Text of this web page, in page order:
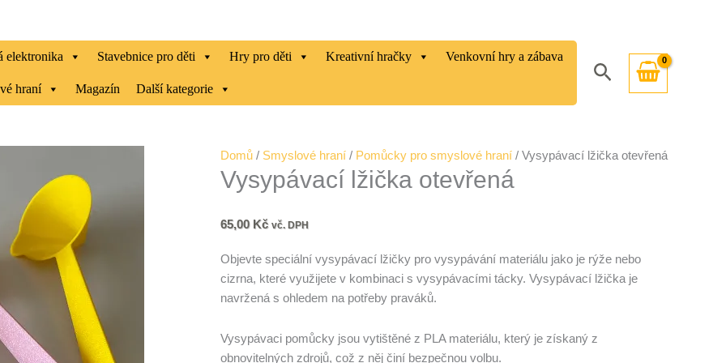
elektronika Stavebnice pro děti Hry pro děti Kreativní hračky Venkovní hry a zábava
hraní Magazín Další kategorie
Hledat
Domů / Smyslové hraní / Pomůcky pro smyslové hraní / Vysypávací lžička otevřená
Vysypávací lžička otevřená
65,00 Kč vč. DPH
Objevte speciální vysypávací lžičky pro vysypávání materiálu jako je rýže nebo
cizrna, které využijete v kombinaci s vysypávacími tácky. Vysypávací lžička je
navržená s ohledem na potřeby praváků.
Vysypávaci pomůcky jsou vytištěné z PLA materiálu, který je získaný z
obnovitelných zdrojů, což z něj činí bezpečnou volbu.
Vysypávací
lžička
otevřená